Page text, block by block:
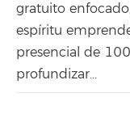
gratuito
espíritu
presencial de
profundizar...